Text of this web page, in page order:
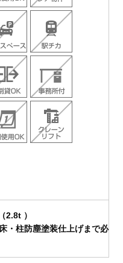
2.8t ）
・柱防塵塗装仕上げまで必